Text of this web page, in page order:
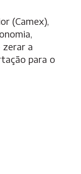
(Camex),
a
para o